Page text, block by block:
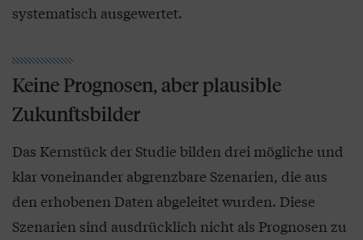
systematisch ausgewertet.
Keine Prognosen, aber plausible
Zukunftsbilder
Das Kernstück der Studie bilden drei mögliche und
klar voneinander abgrenzbare Szenarien, die aus
den erhobenen Daten abgeleitet wurden. Diese
Szenarien sind ausdrücklich nicht als Prognosen zu